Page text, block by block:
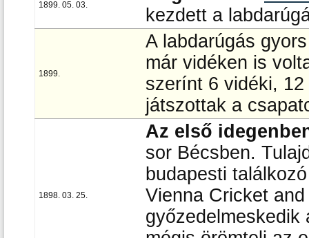
1899. 05. 03.
kezdett a
1899.
A labdarúgás
már vidéken is
szerínt 6 vidéki,
játszottak a
1898. 03. 25.
Az első
sor Bécsben.
budapesti
Vienna Cricket